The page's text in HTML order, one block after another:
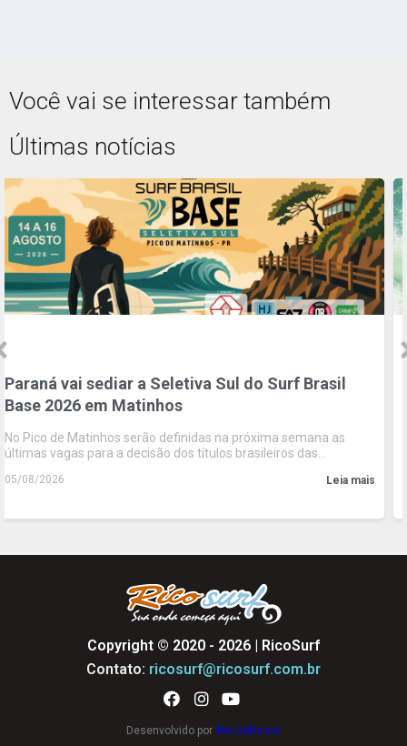
Você vai se interessar também
Últimas notícias
Surf Brasil
semana as
das
WSL | Mateus Sena reencontra
lidera esperança potiguar na
Campeão do circuito em 2024 na Praia de
a competir em casa em busca de manter a
Copyright © 2020 - 2026 | RicoSurf
Contato: ricosurf@ricosurf.com.br
Desenvolvido por Tec Software